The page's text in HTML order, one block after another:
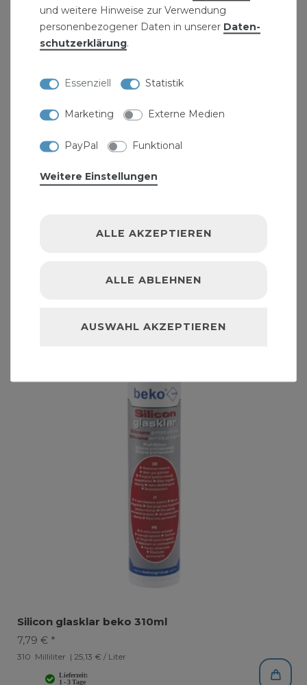
Silicon PSS 310ml Premium-Sanitär-Silicon beko
Silicon glasklar beko 310ml
7,79 € *
310 Milliliter | 25,13 € / Liter
und weitere Hinweise zur Verwendung
personenbezogener Daten in unserer Daten­
schutz­erklärung.
Essenziell Statistik
Marketing Externe Medien
PayPal Funktional
Weitere Einstellungen
ALLE AKZEPTIEREN
ALLE ABLEHNEN
AUSWAHL AKZEPTIEREN